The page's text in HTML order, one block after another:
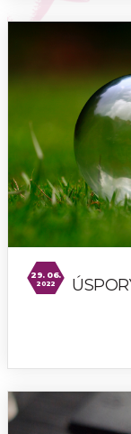
29. 06.
2022